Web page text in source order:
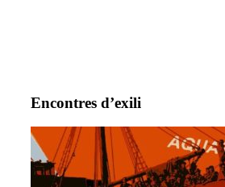
Encontres d’exili